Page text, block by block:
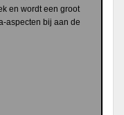
en wordt een groot
aspecten bij aan de